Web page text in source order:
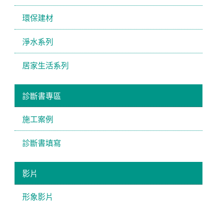
環保建材
淨水系列
居家生活系列
診斷書專區
施工案例
診斷書填寫
影片
形象影片